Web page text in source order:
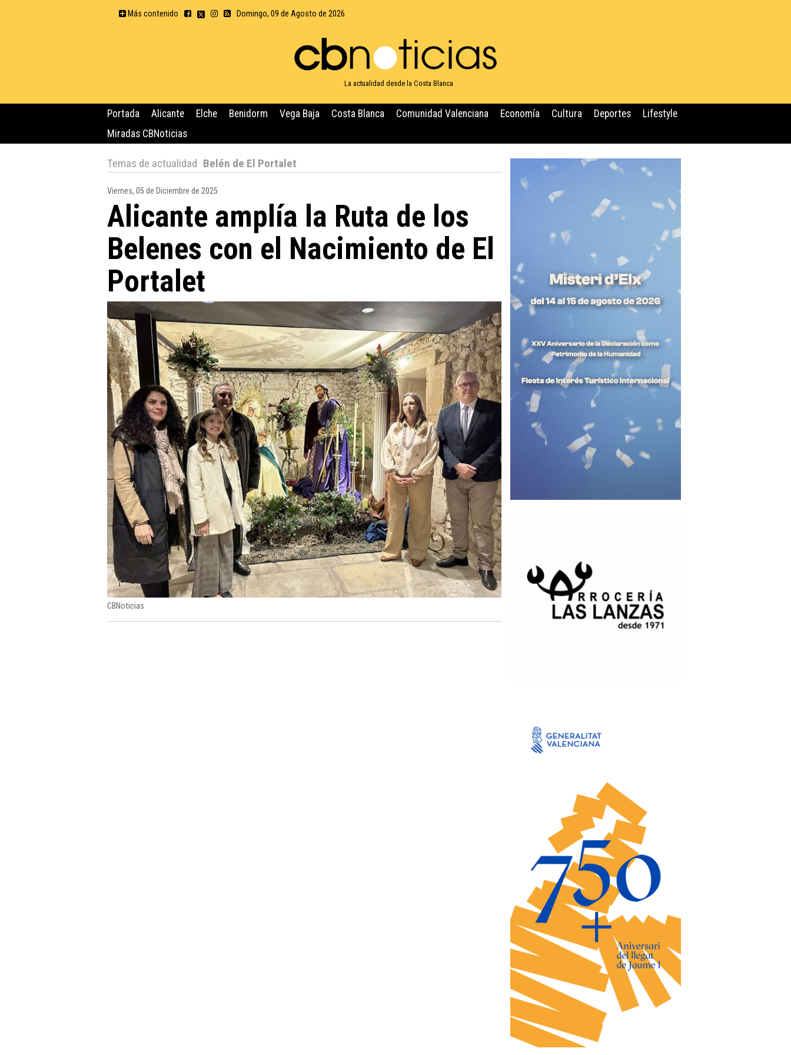
Más contenido Domingo, 09 de Agosto de 2026
La actualidad desde la Costa Blanca
Portada Alicante Elche Benidorm Vega Baja Costa Blanca Comunidad Valenciana Economía Cultura Deportes
Lifestyle
Miradas CBNoticias
Temas de actualidad Belén de El Portalet
Viernes, 05 de Diciembre de 2025
Alicante amplía la Ruta de los
Belenes con el Nacimiento de El
Portalet
CBNoticias